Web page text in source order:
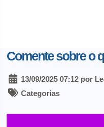
Comente sobre o
13/09/2025 07:12 por
Categorias